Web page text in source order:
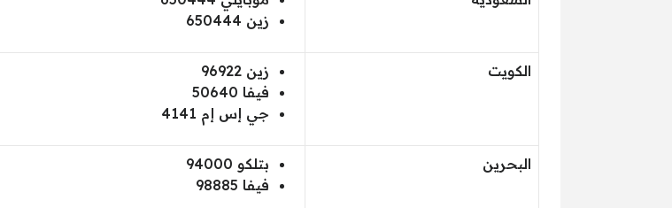
زين 650444
الكويت
زين 96922
فيفا 50640
جي إس إم 4141
البحرين
بتلكو 94000
فيفا 98885